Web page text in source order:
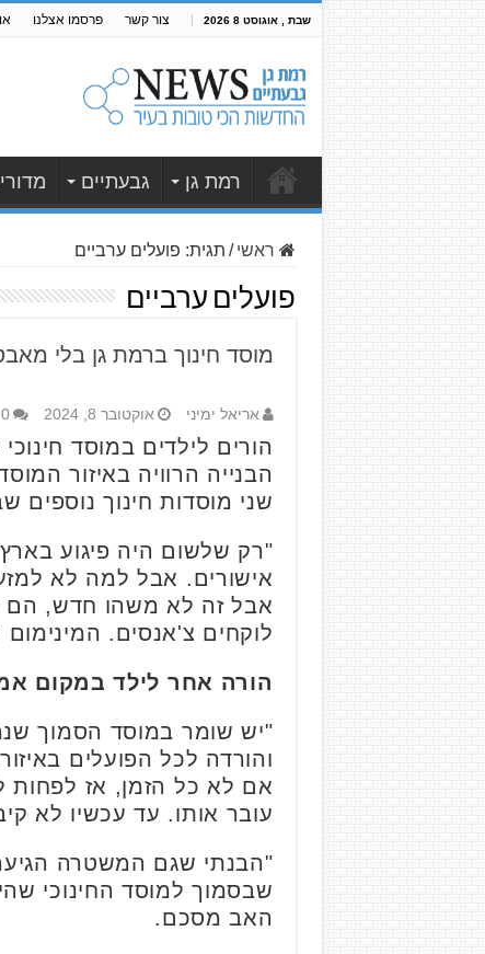
שבת , אוגוסט 8 2026 צור קשר פרסמו אצלנו
רמת גן גבעתיים
ראשי / תגית: פועלים ערביים
פועלים ערביים
מוסד חינוך ברמת גן בלי
אריאל ימיני אוקטובר 8, 2024 0
הורים לילדים במוסד
הבנייה הרוויה באיזור
שני מוסדות חינוך
"רק שלשום היה פיגוע
אישורים. אבל למה לא
אבל זה לא משהו חדש, הם
לוקחים צ'אנסים.
הורה אחר לילד במקום
והורדה לכל הפועלים
אם לא כל הזמן, אז לפחות
עובר אותו. עד עכשיו לא
"הבנתי שגם המשטרה
שבסמוך למוסד החינוכי
האב מסכם.